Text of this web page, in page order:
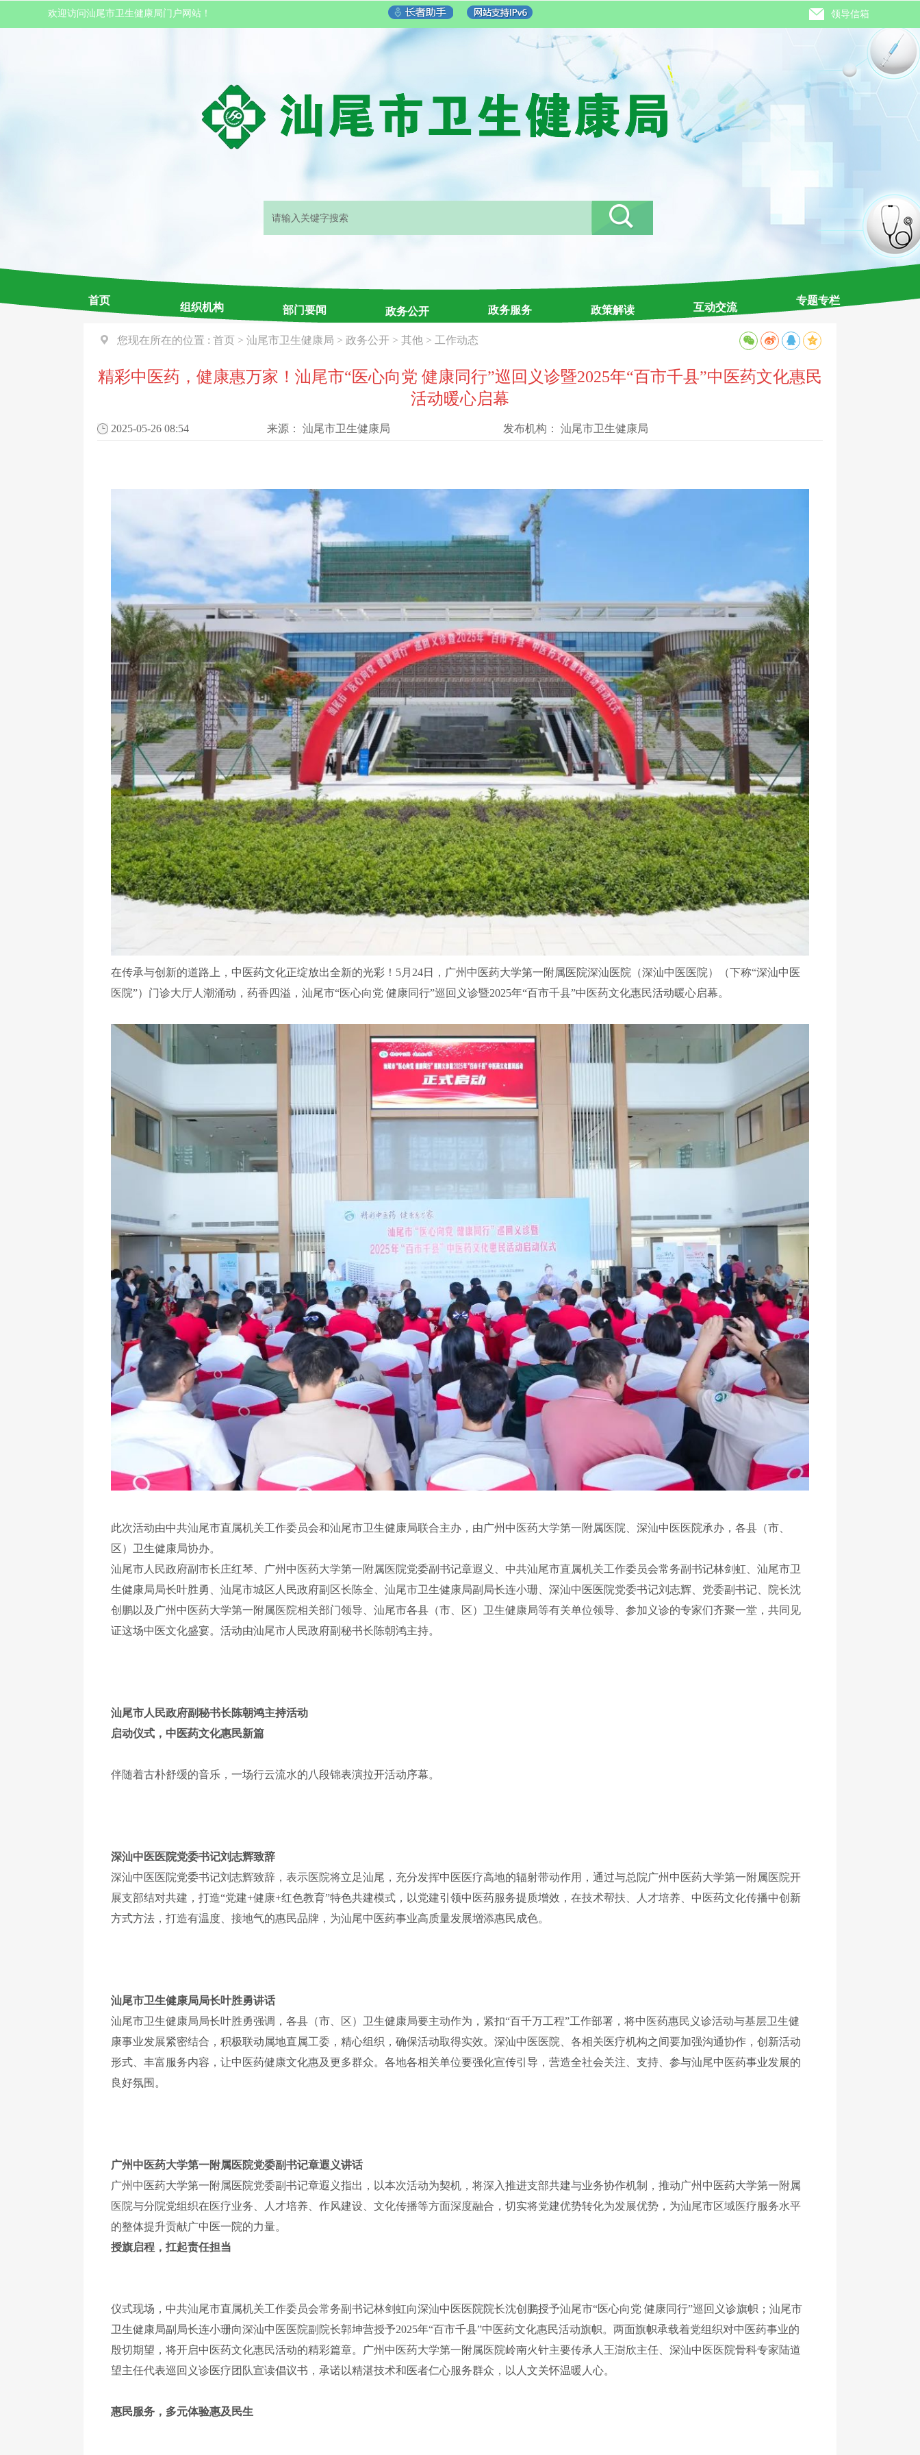
欢迎访问汕尾市卫生健康局门户网站！ 领导信箱
首页
组织机构 部门要闻 政务公开 政务服务 政策解读 互动交流
专题专栏
您现在所在的位置 : 首页 > 汕尾市卫生健康局 > 政务公开 > 其他 > 工作动态
精彩中医药，健康惠万家！汕尾市“医心向党 健康同行”巡回义诊暨2025年“百市千县”中医药文化惠民
活动暖心启幕
2025-05-26 08:54 来源： 汕尾市卫生健康局 发布机构： 汕尾市卫生健康局
在传承与创新的道路上，中医药文化正绽放出全新的光彩！5月24日，广州中医药大学第一附属医院深汕医院（深汕中医医院）（下称“深汕中医
医院”）门诊大厅人潮涌动，药香四溢，汕尾市“医心向党 健康同行”巡回义诊暨2025年“百市千县”中医药文化惠民活动暖心启幕。
此次活动由中共汕尾市直属机关工作委员会和汕尾市卫生健康局联合主办，由广州中医药大学第一附属医院、深汕中医医院承办，各县（市、
区）卫生健康局协办。
汕尾市人民政府副市长庄红琴、广州中医药大学第一附属医院党委副书记章遐义、中共汕尾市直属机关工作委员会常务副书记林剑虹、汕尾市卫
生健康局局长叶胜勇、汕尾市城区人民政府副区长陈全、汕尾市卫生健康局副局长连小珊、深汕中医医院党委书记刘志辉、党委副书记、院长沈
创鹏以及广州中医药大学第一附属医院相关部门领导、汕尾市各县（市、区）卫生健康局等有关单位领导、参加义诊的专家们齐聚一堂，共同见
证这场中医文化盛宴。活动由汕尾市人民政府副秘书长陈朝鸿主持。
汕尾市人民政府副秘书长陈朝鸿主持活动
启动仪式，中医药文化惠民新篇
伴随着古朴舒缓的音乐，一场行云流水的八段锦表演拉开活动序幕。
深汕中医医院党委书记刘志辉致辞
深汕中医医院党委书记刘志辉致辞，表示医院将立足汕尾，充分发挥中医医疗高地的辐射带动作用，通过与总院广州中医药大学第一附属医院开
展支部结对共建，打造“党建+健康+红色教育”特色共建模式，以党建引领中医药服务提质增效，在技术帮扶、人才培养、中医药文化传播中创新
方式方法，打造有温度、接地气的惠民品牌，为汕尾中医药事业高质量发展增添惠民成色。
汕尾市卫生健康局局长叶胜勇讲话
汕尾市卫生健康局局长叶胜勇强调， 各县（市、区）卫生健康局要主动作为，紧扣“百千万工程”工作部署，将中医药惠民义诊活动与基层卫生健
康事业发展紧密结合，积极联动属地直属工委，精心组织，确保活动取得实效。深汕中医医院、各相关医疗机构之间要加强沟通协作，创新活动
形式、丰富服务内容，让中医药健康文化惠及更多群众。各地各相关单位要强化宣传引导，营造全社会关注、支持、参与汕尾中医药事业发展的
良好氛围。
广州中医药大学第一附属医院党委副书记章遐义讲话
广州中医药大学第一附属医院党委副书记章遐义指出，以本次活动为契机，将深入推进支部共建与业务协作机制，推动广州中医药大学第一附属
医院与分院党组织在医疗业务、人才培养、作风建设、文化传播等方面深度融合，切实将党建优势转化为发展优势，为汕尾市区域医疗服务水平
的整体提升贡献广中医一院的力量。
授旗启程，扛起责任担当
仪式现场，中共汕尾市直属机关工作委员会常务副书记林剑虹向深汕中医医院院长沈创鹏授予汕尾市“医心向党 健康同行”巡回义诊旗帜；汕尾市
卫生健康局副局长连小珊向深汕中医医院副院长郭坤营授予2025年“百市千县”中医药文化惠民活动旗帜。两面旗帜承载着党组织对中医药事业的
殷切期望，将开启中医药文化惠民活动的精彩篇章。广州中医药大学第一附属医院岭南火针主要传承人王澍欣主任、深汕中医医院骨科专家陆道
望主任代表巡回义诊医疗团队宣读倡议书，承诺以精湛技术和医者仁心服务群众，以人文关怀温暖人心。
惠民服务，多元体验惠及民生